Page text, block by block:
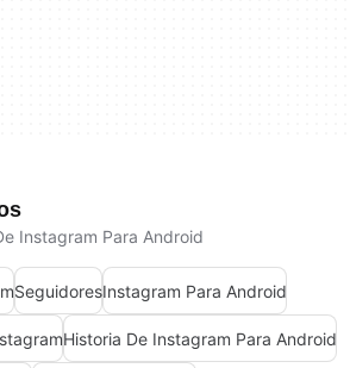
Instagram Para Android
SeguidoresInstagram Para Android
Historia De Instagram Para Android